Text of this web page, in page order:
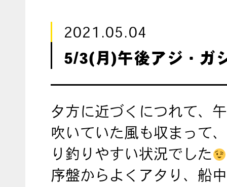
2021.05.04
5/3(月)午後アジ・ガ
夕方に近づくにつれて、
吹いていた風も収まって
り釣りやすい状況でした
序盤からよくアタり、船